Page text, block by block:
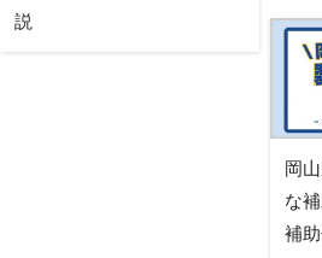
説
岡
な
補